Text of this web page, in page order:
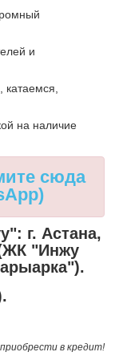
и
на наличие
сюда
г. Астана,
"Инжу
в кредит!